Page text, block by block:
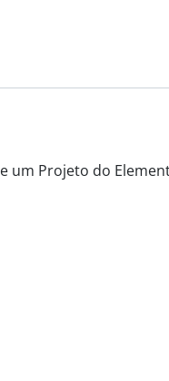
um Projeto do